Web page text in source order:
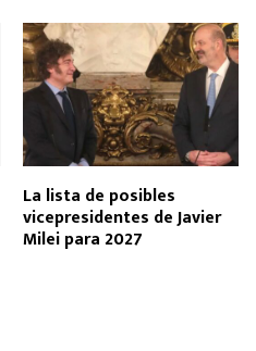
La lista de posibles
vicepresidentes de Javier
Milei para 2027